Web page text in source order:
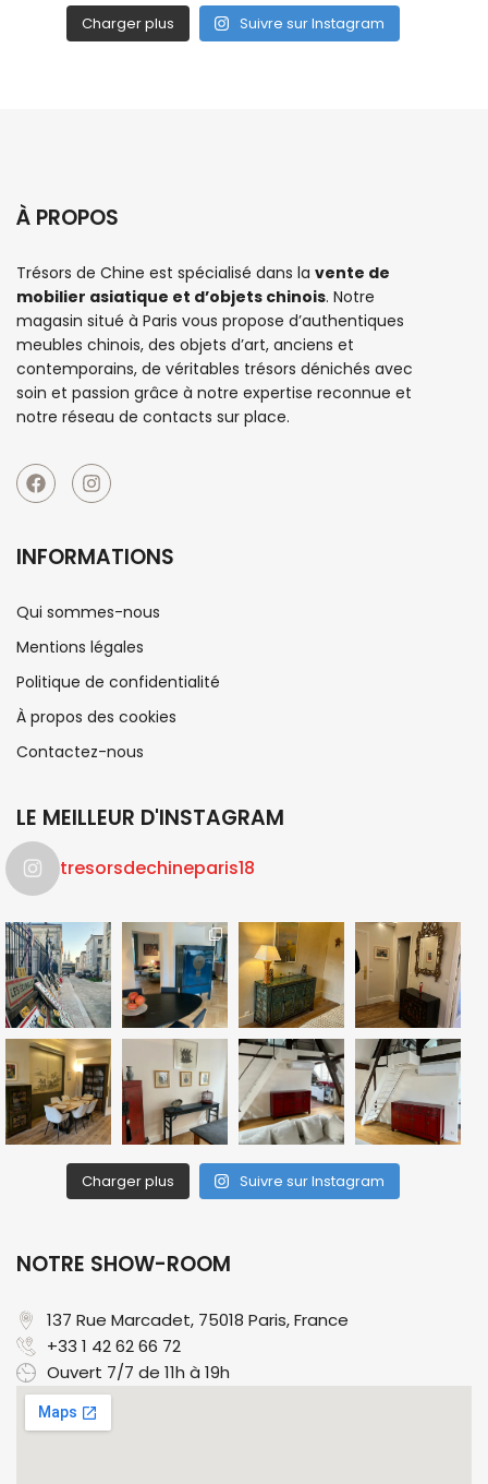
Charger plus Suivre sur Instagram
À PROPOS
Trésors de Chine est spécialisé dans la vente de
mobilier asiatique et d’objets chinois. Notre
magasin situé à Paris vous propose d’authentiques
meubles chinois, des objets d’art, anciens et
contemporains, de véritables trésors dénichés avec
soin et passion grâce à notre expertise reconnue et
notre réseau de contacts sur place.
INFORMATIONS
Qui sommes-nous
Mentions légales
Politique de confidentialité
À propos des cookies
Contactez-nous
LE MEILLEUR D'INSTAGRAM
tresorsdechineparis18
Charger plus Suivre sur Instagram
NOTRE SHOW-ROOM
137 Rue Marcadet, 75018 Paris, France​
+33 1 42 62 66 72
Ouvert 7/7 de 11h à 19h